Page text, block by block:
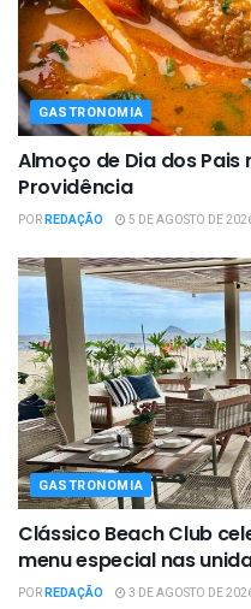
GASTRONOMIA
Almoço de Dia dos Pais
Providência
PORREDAÇÃO 5 DE AGOSTO DE
GASTRONOMIA
Clássico Beach Club
menu especial nas
PORREDAÇÃO 3 DE AGOSTO DE